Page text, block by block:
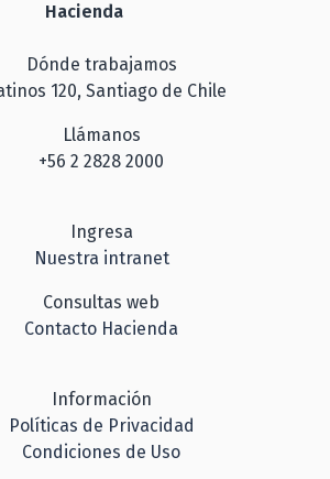
Hacienda
Dónde trabajamos
120, Santiago de Chile
Llámanos
+56 2 2828 2000
Ingresa
Nuestra intranet
Consultas web
Contacto Hacienda
Información
Políticas de Privacidad
Condiciones de Uso